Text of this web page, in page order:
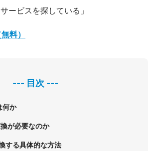
ービスを探している」
料）
何か
が必要なのか
する具体的な方法